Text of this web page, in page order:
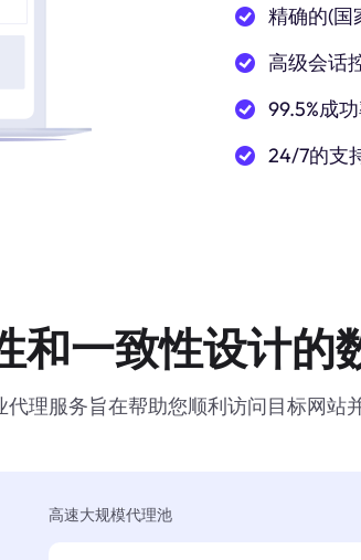
精确的(国
高级会话
99.5%成
24/7的支
和一致性设计的
代理服务旨在帮助您顺利访问目标网站
高速大规模代理池